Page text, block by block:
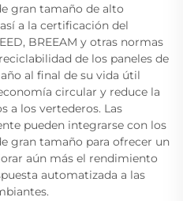
gran tamaño de alto
a la certificación del
BREEAM y otras normas
de los paneles de
al final de su vida útil
circular y reduce la
a los vertederos. Las
pueden integrarse con los
gran tamaño para ofrecer un
aún más el rendimiento
automatizada a las